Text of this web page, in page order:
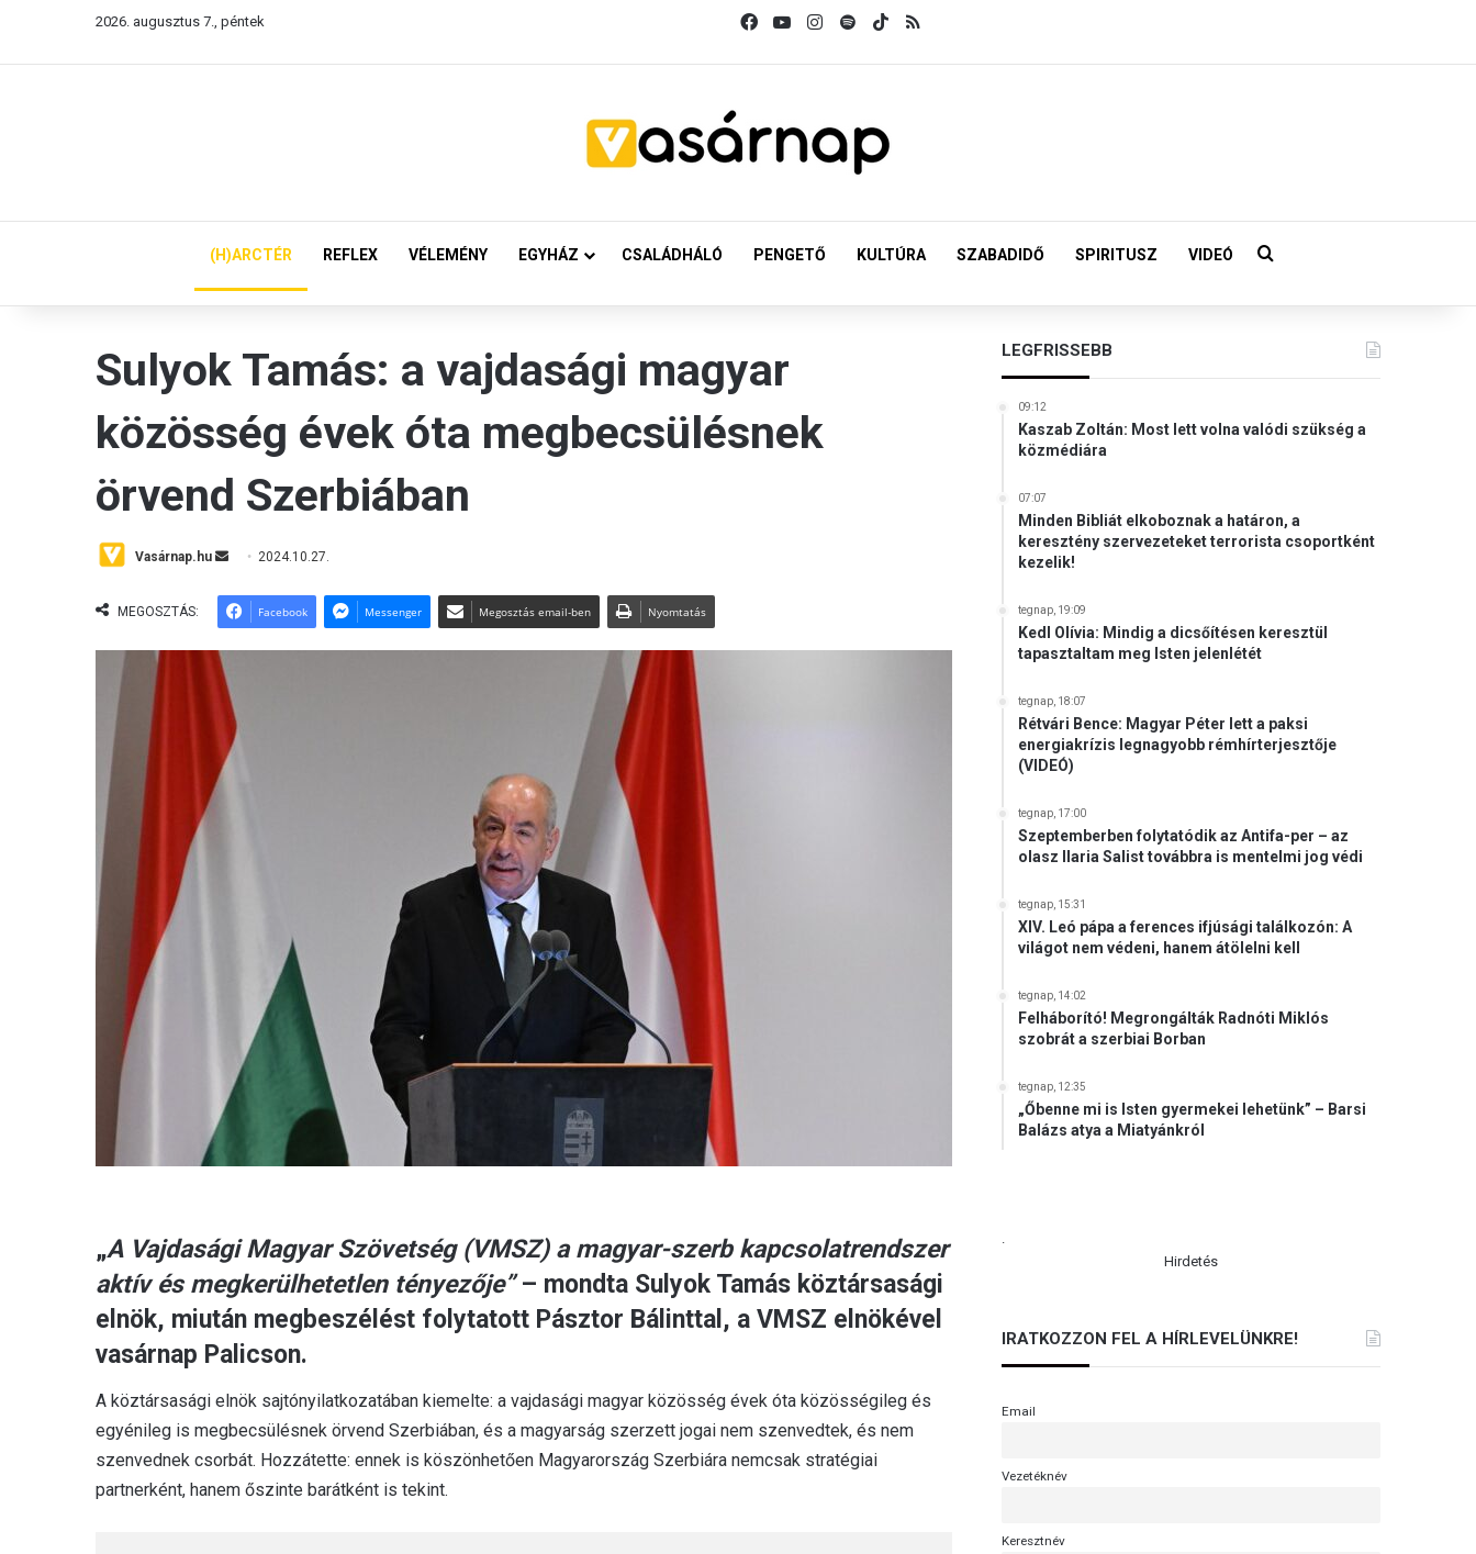
2026. augusztus 7., péntek FacebookYouTubeInstagram
SpotifyTikTokRSS
(H)ARCTÉR REFLEX VÉLEMÉNY EGYHÁZ CSALÁDHÁLÓ PENGETŐ KULTÚRA SZABADIDŐ SPIRITUSZ VIDEÓ Keresés:
Sulyok Tamás: a vajdasági magyar
közösség évek óta megbecsülésnek
örvend Szerbiában
Vasárnap.hu
Send
email
2024.10.27.
MEGOSZTÁS: Facebook Messenger Megosztás email-ben Nyomtatás
„A Vajdasági Magyar Szövetség (VMSZ) a magyar-szerb kapcsolatrendszer
aktív és megkerülhetetlen tényezője”– mondta Sulyok Tamás köztársasági
elnök, miután megbeszélést folytatott Pásztor Bálinttal, a VMSZ elnökével
vasárnap Palicson.
A köztársasági elnök sajtónyilatkozatában kiemelte: a vajdasági magyar közösség évek óta közösségileg és
egyénileg is megbecsülésnek örvend Szerbiában, és a magyarság szerzett jogai nem szenvedtek, és nem
szenvednek csorbát. Hozzátette: ennek is köszönhetően Magyarország Szerbiára nemcsak stratégiai
partnerként, hanem őszinte barátként is tekint.
LEGFRISSEBB
09:12
Kaszab Zoltán: Most lett volna valódi szükség a
közmédiára
07:07
Minden Bibliát elkoboznak a határon, a
keresztény szervezeteket terrorista csoportként
kezelik!
tegnap, 19:09
Kedl Olívia: Mindig a dicsőítésen keresztül
tapasztaltam meg Isten jelenlétét
tegnap, 18:07
Rétvári Bence: Magyar Péter lett a paksi
energiakrízis legnagyobb rémhírterjesztője
(VIDEÓ)
tegnap, 17:00
Szeptemberben folytatódik az Antifa-per – az
olasz Ilaria Salist továbbra is mentelmi jog védi
tegnap, 15:31
XIV. Leó pápa a ferences ifjúsági találkozón: A
világot nem védeni, hanem átölelni kell
tegnap, 14:02
Felháborító! Megrongálták Radnóti Miklós
szobrát a szerbiai Borban
tegnap, 12:35
„Őbenne mi is Isten gyermekei lehetünk” – Barsi
Balázs atya a Miatyánkról
.
Hirdetés
IRATKOZZON FEL A HÍRLEVELÜNKRE!
Email
Vezetéknév
Keresztnév